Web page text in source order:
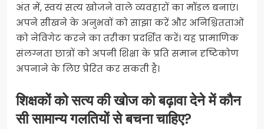
अंत में, स्वयं सत्य खोजने वाले व्यवहारों का मॉडल बनाएं।
अपने सीखने के अनुभवों को साझा करें और अनिश्चितताओं
को नेविगेट करने का तरीका प्रदर्शित करें। यह प्रामाणिक
संलग्नता छात्रों को अपनी शिक्षा के प्रति समान दृष्टिकोण
अपनाने के लिए प्रेरित कर सकती है।
शिक्षकों को सत्य की खोज को बढ़ावा देने में कौन
सी सामान्य गलतियों से बचना चाहिए?